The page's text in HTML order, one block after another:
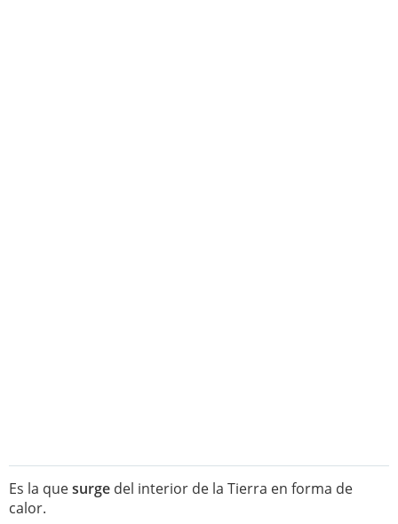
Es la quesurge del interior de la Tierra en forma de
calor.